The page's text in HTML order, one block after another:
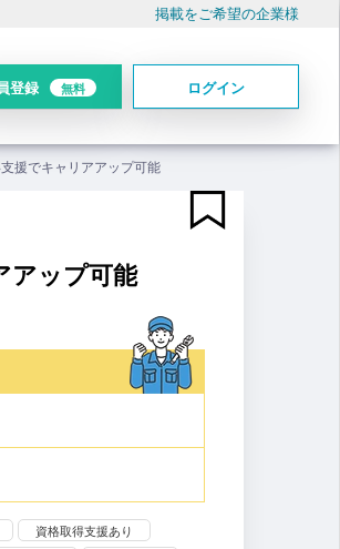
掲載をご希望の企業様
登録 無料 ログイン
援でキャリアアップ可能
アップ可能
資格取得支援あり